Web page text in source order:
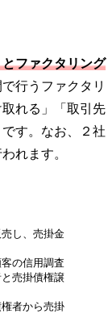
ファクタリング
行うファクタリ
れる」「取引先
す。なお、２社
れます。
し、売掛金
の信用調査
売掛債権譲
者から売掛